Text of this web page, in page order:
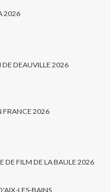
2026
DE DEAUVILLE 2026
FRANCE 2026
DE FILM DE LA BAULE 2026
LES-BAINS